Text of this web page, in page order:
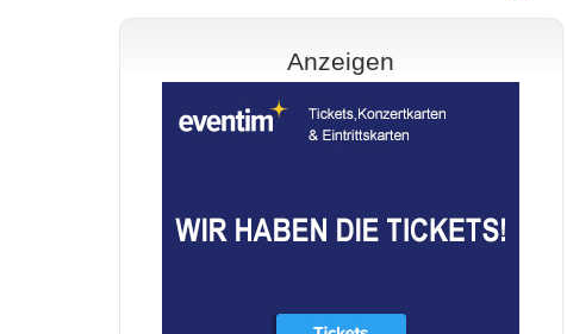
Anzeigen